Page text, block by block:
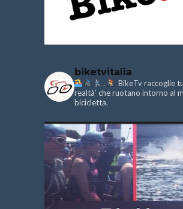
biketvitalia
.
BikeTv raccoglie
realtà’ che ruotano intorno al
bicicletta.